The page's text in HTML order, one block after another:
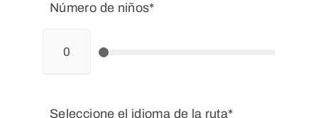
Número de niños*
Seleccione el idioma de la ruta*